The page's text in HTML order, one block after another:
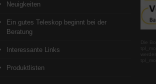
Neuigkeiten
Ein gutes Teleskop beginnt bei der
Beratung
Interessante Links
Produktlisten
Die